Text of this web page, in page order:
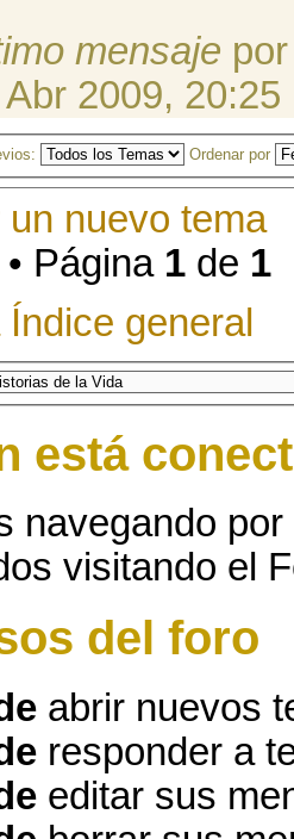
mensaje
Abr 2009, 20:25
Ordenar por
un nuevo tema
Página 1 de 1
general
está
navegando
visitando el
del foro
abrir nuevos
responder a
editar sus